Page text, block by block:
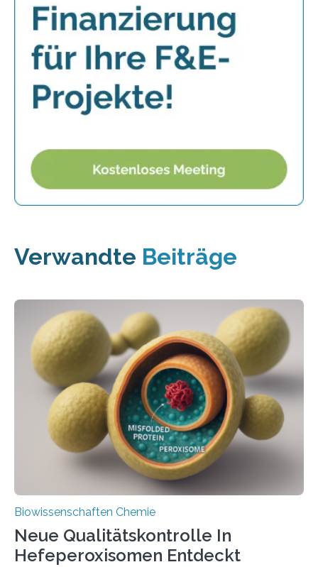
Verwandte Beiträge
Biowissenschaften Chemie
Neue Qualitätskontrolle In
Hefeperoxisomen Entdeckt